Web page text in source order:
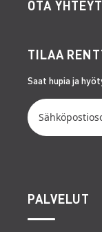
OTA
TILAA
Saat hupia ja
PALVELUT